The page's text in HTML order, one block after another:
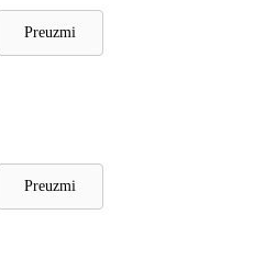
Preuzmi
Preuzmi